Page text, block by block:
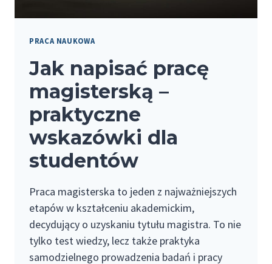
PRACA NAUKOWA
Jak napisać pracę
magisterską –
praktyczne
wskazówki dla
studentów
Praca magisterska to jeden z najważniejszych
etapów w kształceniu akademickim,
decydujący o uzyskaniu tytułu magistra. To nie
tylko test wiedzy, lecz także praktyka
samodzielnego prowadzenia badań i pracy